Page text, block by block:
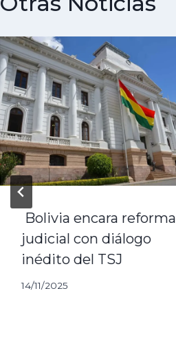
Bolivia encara reforma
judicial con diálogo
inédito del TSJ
14/11/2025